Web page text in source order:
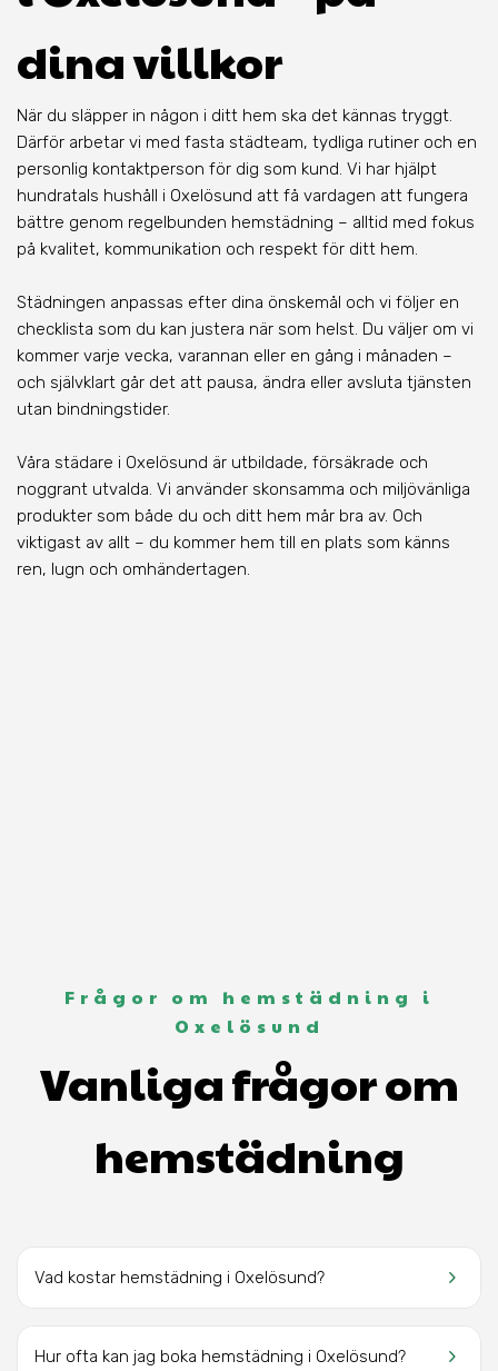
dina villkor
När du släpper in någon i ditt hem ska det kännas tryggt.
Därför arbetar vi med fasta städteam, tydliga rutiner och en
personlig kontaktperson för dig som kund. Vi har hjälpt
hundratals hushåll i Oxelösund att få vardagen att fungera
bättre genom regelbunden hemstädning – alltid med fokus
på kvalitet, kommunikation och respekt för ditt hem.
Städningen anpassas efter dina önskemål och vi följer en
checklista som du kan justera när som helst. Du väljer om vi
kommer varje vecka, varannan eller en gång i månaden –
och självklart går det att pausa, ändra eller avsluta tjänsten
utan bindningstider.
Våra städare i Oxelösund är utbildade, försäkrade och
noggrant utvalda. Vi använder skonsamma och miljövänliga
produkter som både du och ditt hem mår bra av. Och
viktigast av allt – du kommer hem till en plats som känns
ren, lugn och omhändertagen.
Frågor om hemstädning i
Oxelösund
Vanliga frågor om
hemstädning
keyboard_arrow_right
Vad kostar hemstädning i Oxelösund?
keyboard_arrow_right
Hur ofta kan jag boka hemstädning i Oxelösund?